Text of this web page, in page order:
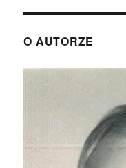
O AUTORZE